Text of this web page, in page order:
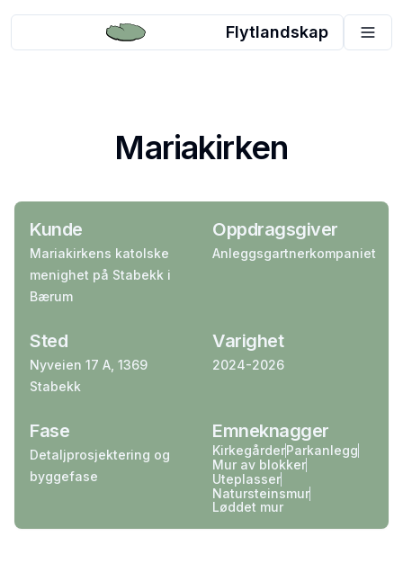
Flytlandskap
Mariakirken
Kunde
Mariakirkens katolske
menighet på Stabekk i
Bærum
Oppdragsgiver
Anleggsgartnerkompaniet
Sted
Nyveien 17 A, 1369
Stabekk
Varighet
2024-2026
Fase
Detaljprosjektering og
byggefase
Emneknagger
KirkegårderParkanlegg
Mur av blokker
Uteplasser
Natursteinsmur
Løddet mur